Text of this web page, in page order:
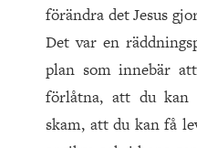
förändra det Jesus
Det var en
plan som innebär
förlåtna, att du kan
skam, att du kan få